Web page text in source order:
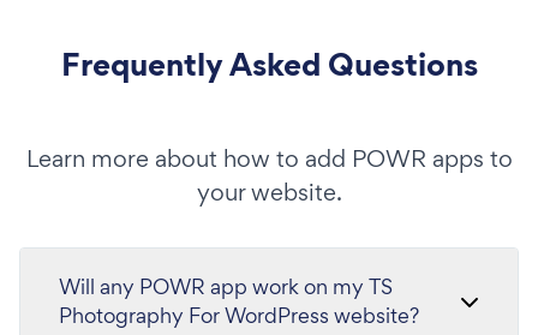
Frequently Asked Questions
Learn more about how to add POWR apps to
your website.
Will any POWR app work on my TS
Photography For WordPress website?